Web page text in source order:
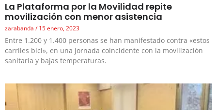
La Plataforma por la Movilidad repite
movilización con menor asistencia
zarabanda 15 enero, 2023
Entre 1.200 y 1.400 personas se han manifestado contra «estos
carriles bici», en una jornada coincidente con la movilización
sanitaria y bajas temperaturas.